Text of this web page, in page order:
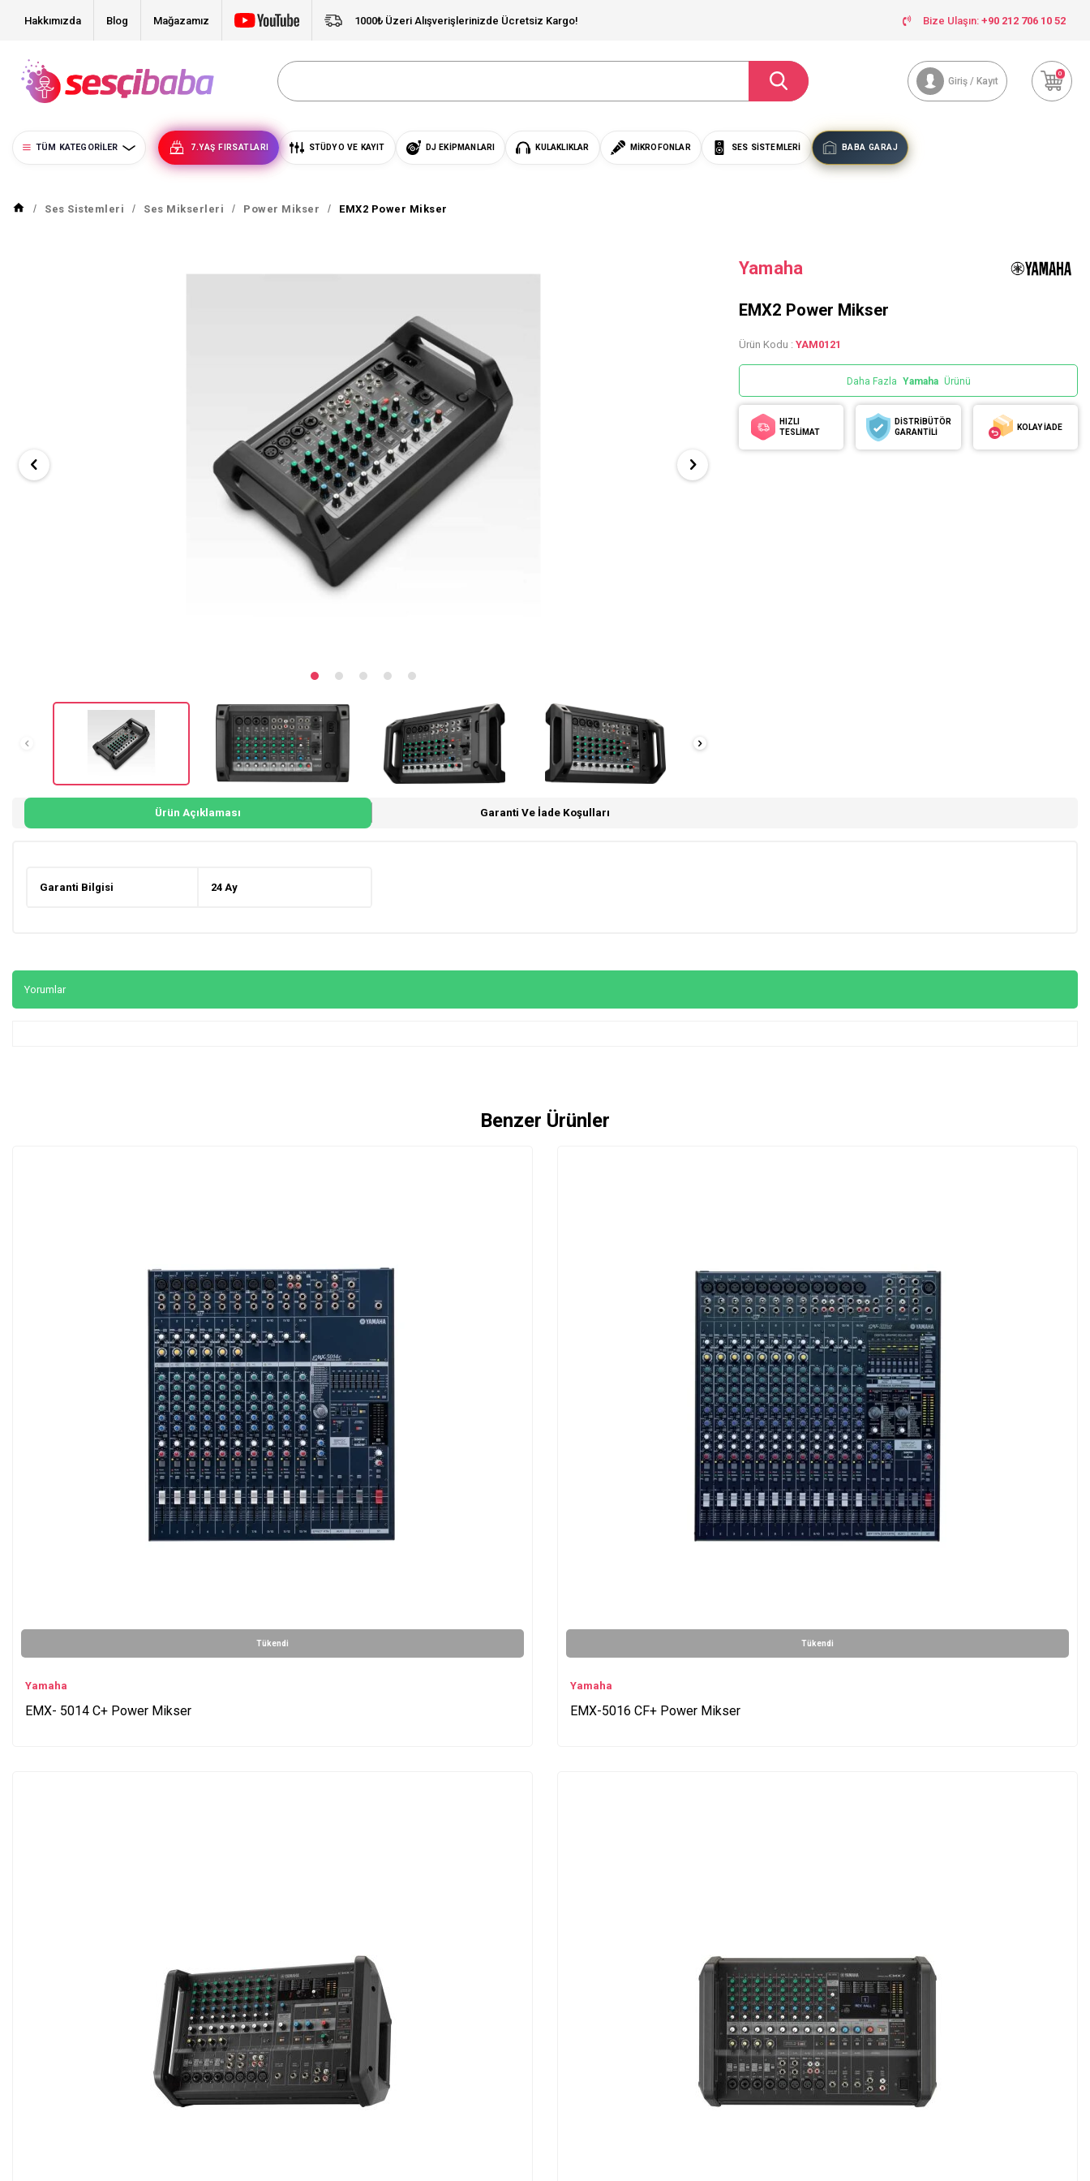
Hakkımızda Blog Mağazamız 1000₺ Üzeri Alışverişlerinizde Ücretsiz Kargo! Bize Ulaşın: +90 212 706 10 52
Giriş / Kayıt
0
TÜM KATEGORILER 7.YAŞ FIRSATLARI STÜDYO VE KAYIT DJ EKIPMANLARI KULAKLIKLAR MIKROFONLAR SES SISTEMLERI BABA GARAJ
Ses Sistemleri Ses Mikserleri Power Mikser EMX2 Power Mikser
Yamaha
EMX2 Power Mikser
Ürün Kodu : YAM0121
Daha Fazla Yamaha Ürünü
HIZLI
TESLİMAT
DİSTRİBÜTÖR
GARANTİLİ
KOLAY İADE
Ürün Açıklaması Garanti Ve İade Koşulları
Garanti Bilgisi 24 Ay
Yorumlar
Benzer Ürünler
Tükendi
Yamaha
EMX- 5014 C+ Power Mikser
Tükendi
Yamaha
EMX-5016 CF+ Power Mikser